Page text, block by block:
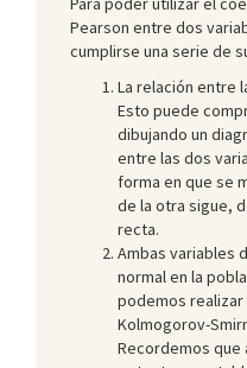
Pearson entre dos
cumplirse una serie de
La relación entre
Esto puede
dibujando un
entre las dos
forma en que se
de la otra sigue,
recta.
Ambas variables
normal en la
podemos realizar
Kolmogorov-
Recordemos que